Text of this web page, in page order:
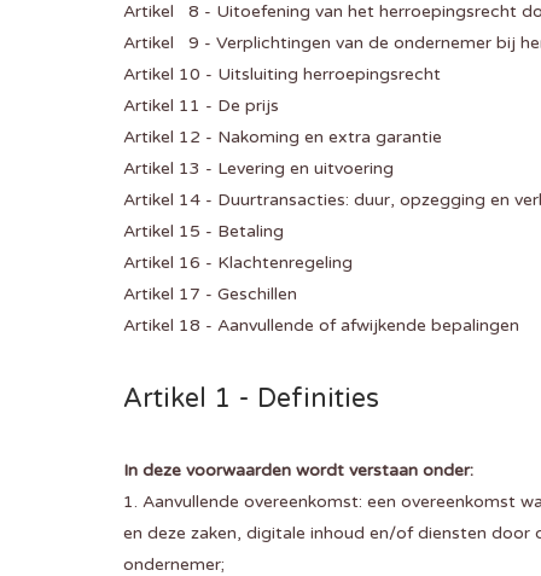
Artikel 8 - Uitoefening van het herroepingsrecht
Artikel 9 - Verplichtingen van de ondernemer bij
Artikel 10 - Uitsluiting herroepingsrecht
Artikel 11 - De prijs
Artikel 12 - Nakoming en extra garantie
Artikel 13 - Levering en uitvoering
Artikel 14 - Duurtransacties: duur, opzegging en
Artikel 15 - Betaling
Artikel 16 - Klachtenregeling
Artikel 17 - Geschillen
Artikel 18 - Aanvullende of afwijkende bepalingen
Artikel 1 - Definities
In deze voorwaarden wordt verstaan onder:
1. Aanvullende overeenkomst: een overeenkomst
en deze zaken, digitale inhoud en/of diensten
ondernemer;